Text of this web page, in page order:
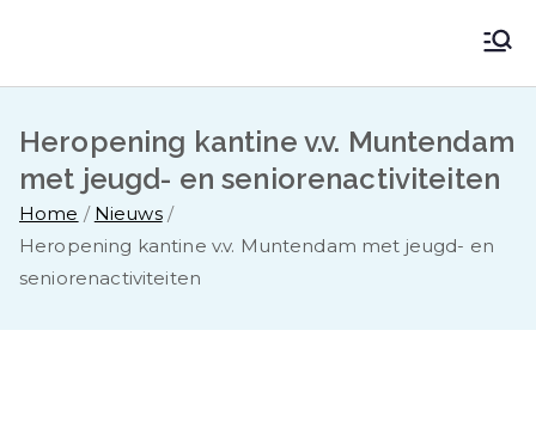
VV Muntendam
Heropening kantine v.v. Muntendam
met jeugd- en seniorenactiviteiten
Home
Nieuws
Heropening kantine v.v. Muntendam met jeugd- en
seniorenactiviteiten